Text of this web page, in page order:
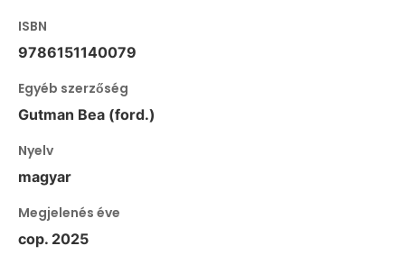
ISBN
9786151140079
Egyéb szerzőség
Gutman Bea (ford.)
Nyelv
magyar
Megjelenés éve
cop. 2025